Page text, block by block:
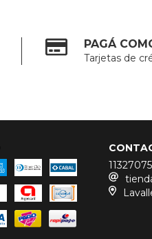
PAGÁ
Tarjetas de